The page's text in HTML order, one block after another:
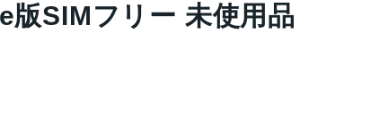
SIMフリー 未使用品